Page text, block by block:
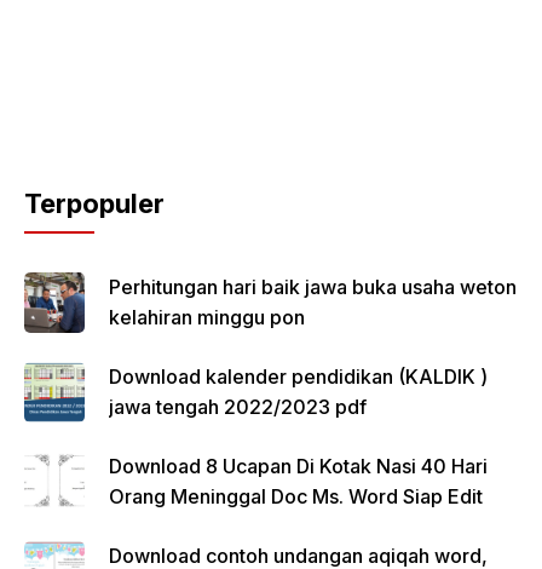
Terpopuler
Perhitungan hari baik jawa buka usaha weton
kelahiran minggu pon
Download kalender pendidikan (KALDIK )
jawa tengah 2022/2023 pdf
Download 8 Ucapan Di Kotak Nasi 40 Hari
Orang Meninggal Doc Ms. Word Siap Edit
Download contoh undangan aqiqah word,